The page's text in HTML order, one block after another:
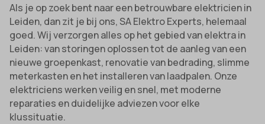
Als je op zoek bent naar een betrouwbare elektricien in
Leiden, dan zit je bij ons, SA Elektro Experts, helemaal
goed. Wij verzorgen alles op het gebied van elektra in
Leiden: van storingen oplossen tot de aanleg van een
nieuwe groepenkast, renovatie van bedrading, slimme
meterkasten en het installeren van laadpalen. Onze
elektriciens werken veilig en snel, met moderne
reparaties en duidelijke adviezen voor elke
klussituatie.